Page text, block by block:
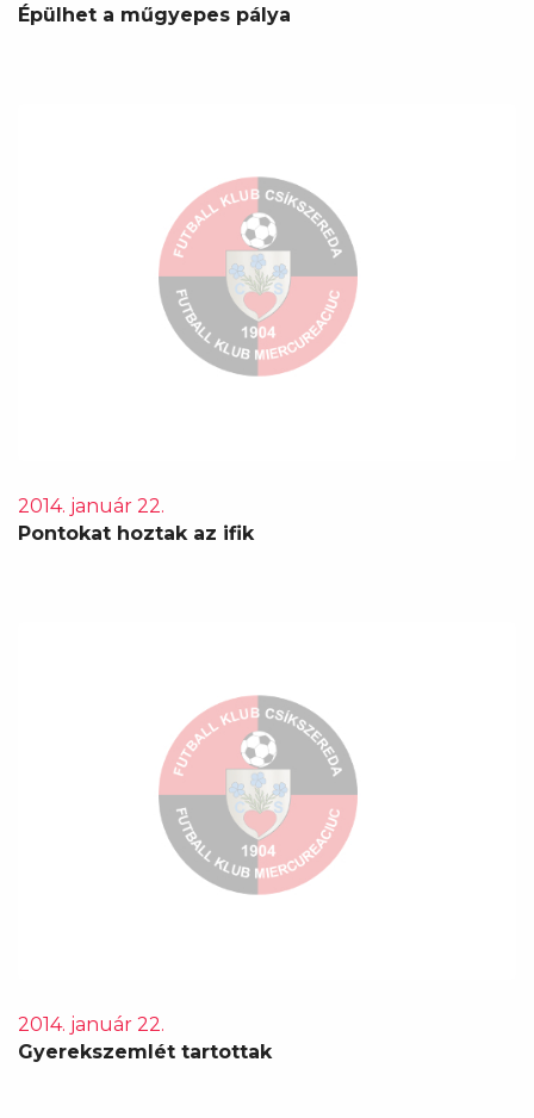
Épülhet a műgyepes pálya
2014. január 22.
Pontokat hoztak az ifik
2014. január 22.
Gyerekszemlét tartottak